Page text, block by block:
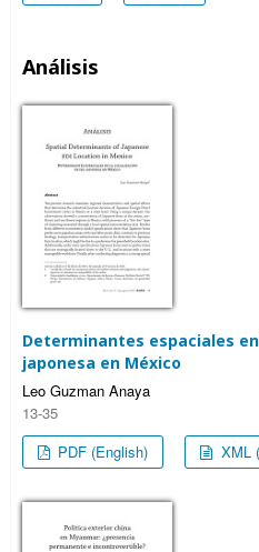
Análisis
Determinantes espaciales
japonesa en México
Leo Guzman Anaya
13-35
PDF (English)
XML